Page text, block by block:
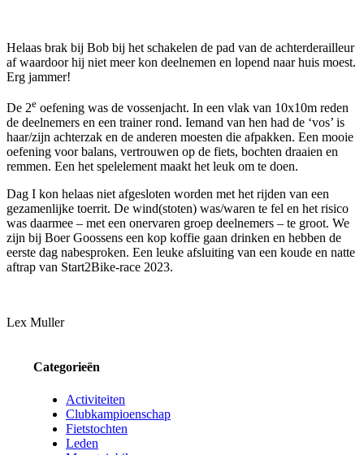
Helaas brak bij Bob bij het schakelen de pad van de achterderailleur
af waardoor hij niet meer kon deelnemen en lopend naar huis moest.
Erg jammer!
De 2e oefening was de vossenjacht. In een vlak van 10x10m reden
de deelnemers en een trainer rond. Iemand van hen had de ‘vos’ is
haar/zijn achterzak en de anderen moesten die afpakken. Een mooie
oefening voor balans, vertrouwen op de fiets, bochten draaien en
remmen. Een het spelelement maakt het leuk om te doen.
Dag I kon helaas niet afgesloten worden met het rijden van een
gezamenlijke toerrit. De wind(stoten) was/waren te fel en het risico
was daarmee – met een onervaren groep deelnemers – te groot. We
zijn bij Boer Goossens een kop koffie gaan drinken en hebben de
eerste dag nabesproken. Een leuke afsluiting van een koude en natte
aftrap van Start2Bike-race 2023.
Lex Muller
Categorieën
Activiteiten
Clubkampioenschap
Fietstochten
Leden